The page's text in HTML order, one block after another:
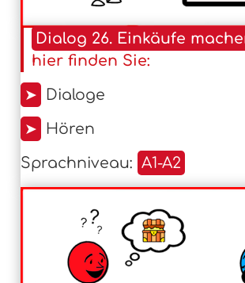
Dialog 26. Einkäufe
hier finden Sie:
➤ Dialoge
➤ Hören
Sprachniveau: A1-A2